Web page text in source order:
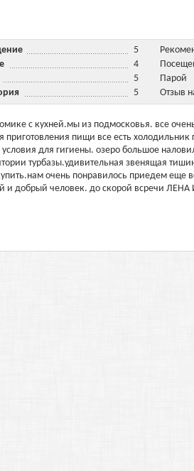
5
4
5
5
Парой
Отзыв
с кухней.мы из подмосковья. все
пищи все есть холодильник
для гигиены. озеро большое
турбазы.удивительная звенящая
очень понравилось приедем еще
и добрый человек. до скорой всречи